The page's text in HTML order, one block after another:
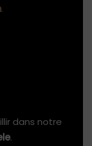
.
dans notre
.